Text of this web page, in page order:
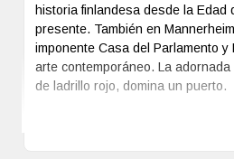
historia finlandesa desde la Edad
presente. También en
imponente Casa del Parlamento
arte contemporáneo. La
de ladrillo rojo, domina un puerto.